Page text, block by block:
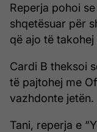
Reperja pohoi
shqetësuar për
që ajo të
Cardi B theksoi
të pajtohej me
vazhdonte jetën.
Tani, reperja e